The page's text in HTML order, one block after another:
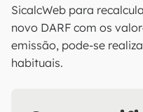
SicalcWeb para
novo DARF com os
emissão, pode-se
habituais.